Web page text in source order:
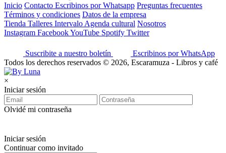
Inicio Contacto Escribinos por Whatsapp Preguntas frecuentes
Términos y condiciones Datos de la empresa
Tienda Talleres Intervalo Agenda cultural Nosotros
Instagram FacebookYouTube Spotify Twitter
Suscribite a nuestro boletín
Escribinos por WhatsApp
Todos los derechos reservados © 2026, Escaramuza - Libros y café
×
Iniciar sesión
Olvidé mi contraseña
Iniciar sesión
Continuar como invitado